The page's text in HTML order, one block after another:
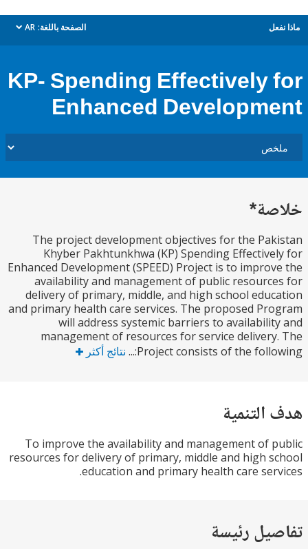
الصفحة باللغة: AR
dropdown
KP- Spending
Enhanced
The project development objectives for the
Khyber Pakhtunkhwa (KP) Spending
Enhanced Development (SPEED) Project is to
availability and management of public
delivery of primary, middle, and high school
and primary health care services. The proposed
will address systemic barriers to
management of resources for service
Project consists of the
نتائج أكثر
To improve the availability and management of
resources for delivery of primary, middle and high
education and primary health care
رئيسة